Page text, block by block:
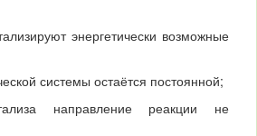
энергетически возможные
системы остаётся постоянной;
направление реакции не